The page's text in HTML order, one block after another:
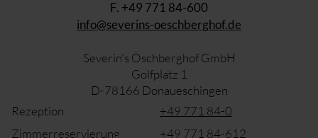
F. +49 771 84-600
info@severins-oeschberghof.de
Severin's Öschberghof GmbH
Golfplatz 1
D-78166 Donaueschingen
Rezeption
+49 771 84-0
Zimmerreservierung
+49 771 84-612